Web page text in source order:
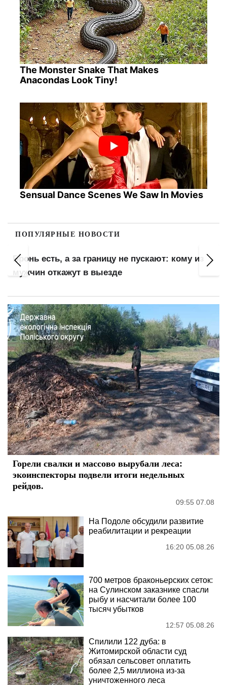
The Monster Snake That Makes
Anacondas Look Tiny!
Sensual Dance Scenes We Saw In Movies
ПОПУЛЯРНЫЕ НОВОСТИ
Штраф до 100 000 грн за замену газового
оборудования: что проверяют газовщики
Горели свалки и массово вырубали леса:
экоинспекторы подвели итоги недельных
рейдов.
09:55 07.08
На Подоле обсудили развитие
реабилитации и рекреации
16:20 05.08.26
700 метров браконьерских сеток:
на Сулинском заказнике спасли
рыбу и насчитали более 100
тысяч убытков
12:57 05.08.26
Спилили 122 дуба: в
Житомирской области суд
обязал сельсовет оплатить
более 2,5 миллиона из-за
уничтоженного леса